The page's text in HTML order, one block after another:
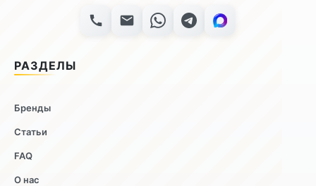
РАЗДЕЛЫ
Бренды
Статьи
FAQ
О нас